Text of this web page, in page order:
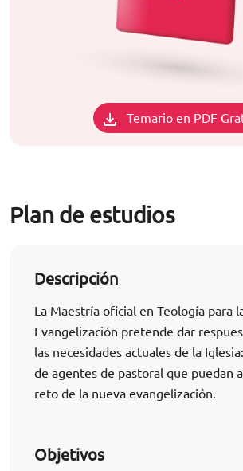
Temario en PDF
Plan de estudios
Descripción
La Maestría oficial en Teología para
Evangelización pretende dar
las necesidades actuales de la
de agentes de pastoral que puedan
reto de la nueva evangelización.
Objetivos